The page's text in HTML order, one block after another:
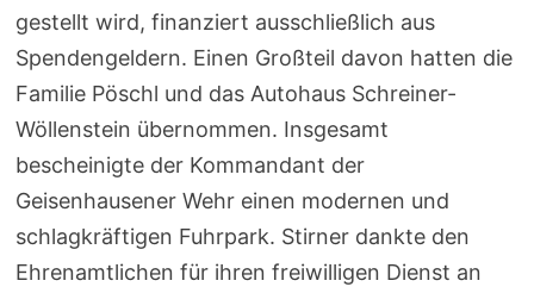
gestellt wird, finanziert ausschließlich aus
Spendengeldern. Einen Großteil davon hatten die
Familie Pöschl und das Autohaus Schreiner-
Wöllenstein übernommen. Insgesamt
bescheinigte der Kommandant der
Geisenhausener Wehr einen modernen und
schlagkräftigen Fuhrpark. Stirner dankte den
Ehrenamtlichen für ihren freiwilligen Dienst an